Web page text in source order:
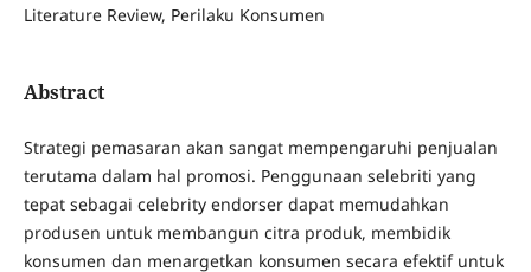
Literature Review, Perilaku Konsumen
Abstract
Strategi pemasaran akan sangat mempengaruhi penjualan
terutama dalam hal promosi. Penggunaan selebriti yang
tepat sebagai celebrity endorser dapat memudahkan
produsen untuk membangun citra produk, membidik
konsumen dan menargetkan konsumen secara efektif untuk